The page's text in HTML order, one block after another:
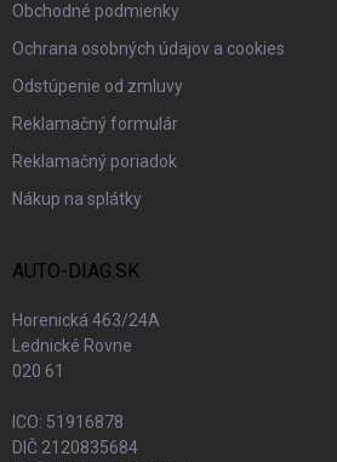
Obchodné podmienky
Ochrana osobných údajov a cookies
Odstúpenie od zmluvy
Reklamačný formulár
Reklamačný poriadok
Nákup na splátky
AUTO-DIAG.SK
Horenická 463/24A
Lednické Rovne
020 61
ICO: 51916878
DIČ 2120835684